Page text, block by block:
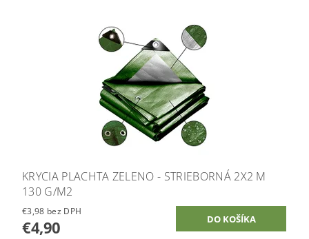
KRYCIA PLACHTA ZELENO - STRIEBORNÁ 2X2 M
130 G/M2
€3,98 bez DPH
€4,90